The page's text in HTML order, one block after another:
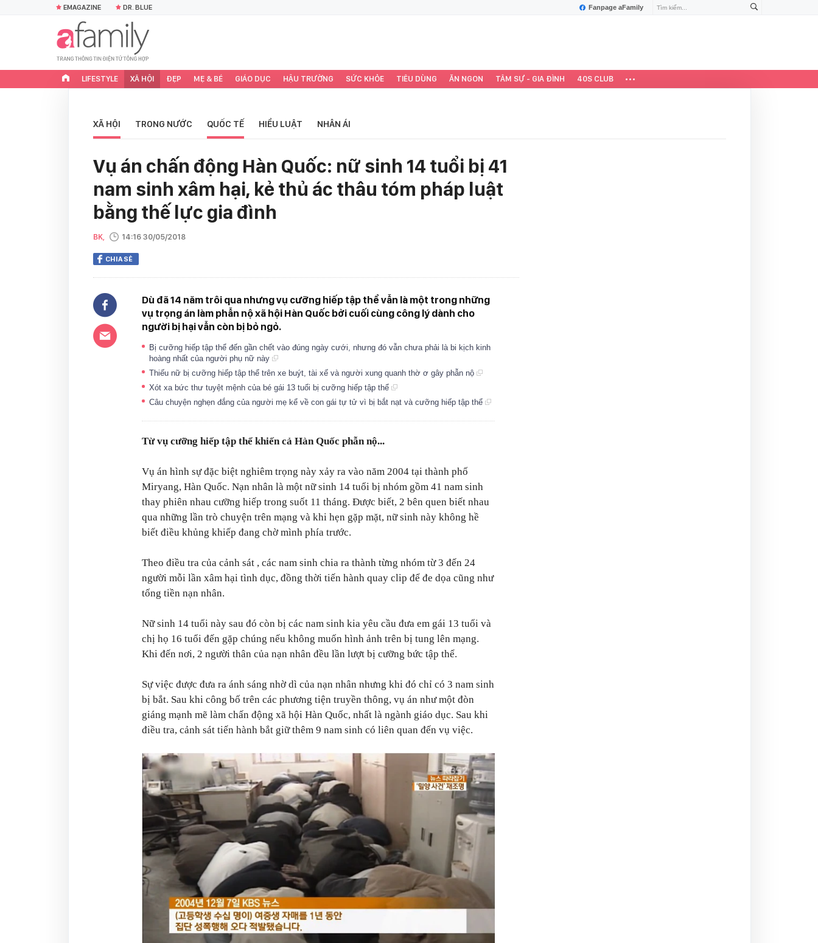
Fanpage aFamily
EMAGAZINE DR. BLUE
LIFESTYLE XÃ HỘI ĐẸP MẸ & BÉ GIÁO DỤC HẬU TRƯỜNG SỨC KHỎE TIÊU DÙNG ĂN NGON TÂM SỰ - GIA ĐÌNH 40S CLUB
XÃ HỘI TRONG NƯỚC QUỐC TẾ HIỂU LUẬT NHÂN ÁI
Vụ án chấn động Hàn Quốc: nữ sinh 14 tuổi bị 41
nam sinh xâm hại, kẻ thủ ác thâu tóm pháp luật
bằng thế lực gia đình
BK, 14:16 30/05/2018
CHIA SẺ
Dù đã 14 năm trôi qua nhưng vụ cưỡng hiếp tập thể vẫn là một trong những
vụ trọng án làm phẫn nộ xã hội Hàn Quốc bởi cuối cùng công lý dành cho
người bị hại vẫn còn bị bỏ ngỏ.
Bị cưỡng hiếp tập thể đến gần chết vào đúng ngày cưới, nhưng đó vẫn chưa phải là bi kịch kinh
hoàng nhất của người phụ nữ này
Thiếu nữ bị cưỡng hiếp tập thể trên xe buýt, tài xế và người xung quanh thờ ơ gây phẫn nộ
Xót xa bức thư tuyệt mệnh của bé gái 13 tuổi bị cưỡng hiếp tập thể
Câu chuyện nghẹn đắng của người mẹ kể về con gái tự tử vì bị bắt nạt và cưỡng hiếp tập thể
Từ vụ cưỡng hiếp tập thể khiến cả Hàn Quốc phẫn nộ...
Vụ án hình sự đặc biệt nghiêm trọng này xảy ra vào năm 2004 tại thành phố
Miryang, Hàn Quốc. Nạn nhân là một nữ sinh 14 tuổi bị nhóm gồm 41 nam sinh
thay phiên nhau cưỡng hiếp trong suốt 11 tháng. Được biết, 2 bên quen biết nhau
qua những lần trò chuyện trên mạng và khi hẹn gặp mặt, nữ sinh này không hề
biết điều khủng khiếp đang chờ mình phía trước.
Theo điều tra của cảnh sát , các nam sinh chia ra thành từng nhóm từ 3 đến 24
người mỗi lần xâm hại tình dục, đồng thời tiến hành quay clip để đe dọa cũng như
tống tiền nạn nhân.
Nữ sinh 14 tuổi này sau đó còn bị các nam sinh kia yêu cầu đưa em gái 13 tuổi và
chị họ 16 tuổi đến gặp chúng nếu không muốn hình ảnh trên bị tung lên mạng.
Khi đến nơi, 2 người thân của nạn nhân đều lần lượt bị cưỡng bức tập thể.
Sự việc được đưa ra ánh sáng nhờ dì của nạn nhân nhưng khi đó chỉ có 3 nam sinh
bị bắt. Sau khi công bố trên các phương tiện truyền thông, vụ án như một đòn
giáng mạnh mẽ làm chấn động xã hội Hàn Quốc, nhất là ngành giáo dục. Sau khi
điều tra, cảnh sát tiến hành bắt giữ thêm 9 nam sinh có liên quan đến vụ việc.